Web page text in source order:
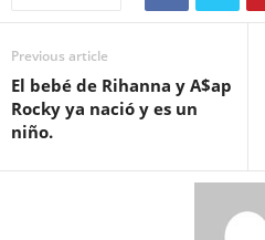
Previous article
El bebé de Rihanna y A$ap
Rocky ya nació y es un
niño.